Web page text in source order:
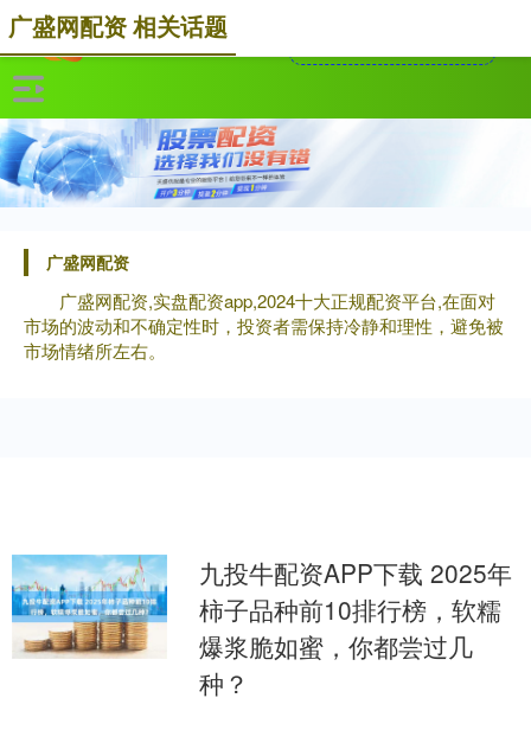
广盛网配资
广盛网配资,实盘配资app,2024十大正规配资平台,在面对
市场的波动和不确定性时，投资者需保持冷静和理性，避免被
市场情绪所左右。
广盛网配资 相关话题
九投牛配资APP下载 2025年
柿子品种前10排行榜，软糯
爆浆脆如蜜，你都尝过几
种？